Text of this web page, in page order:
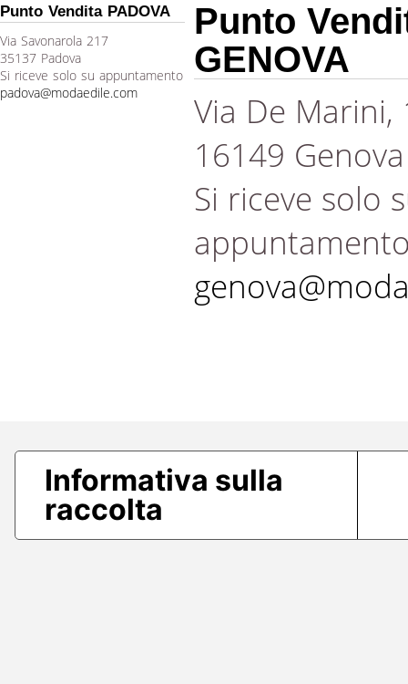
Punto Vendita PADOVA
Via Savonarola 217
35137 Padova
Si riceve solo su appuntamento
padova@modaedile.com
Punto
GENOVA
Via De Marini,
16149 Genova
Si riceve solo
Informativa sulla
raccolta